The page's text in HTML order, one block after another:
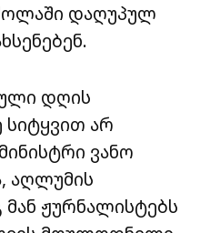
დაღუპულ
დღის
სიტყვით არ
ვანო
აღლუმის
ჟურნალისტებს